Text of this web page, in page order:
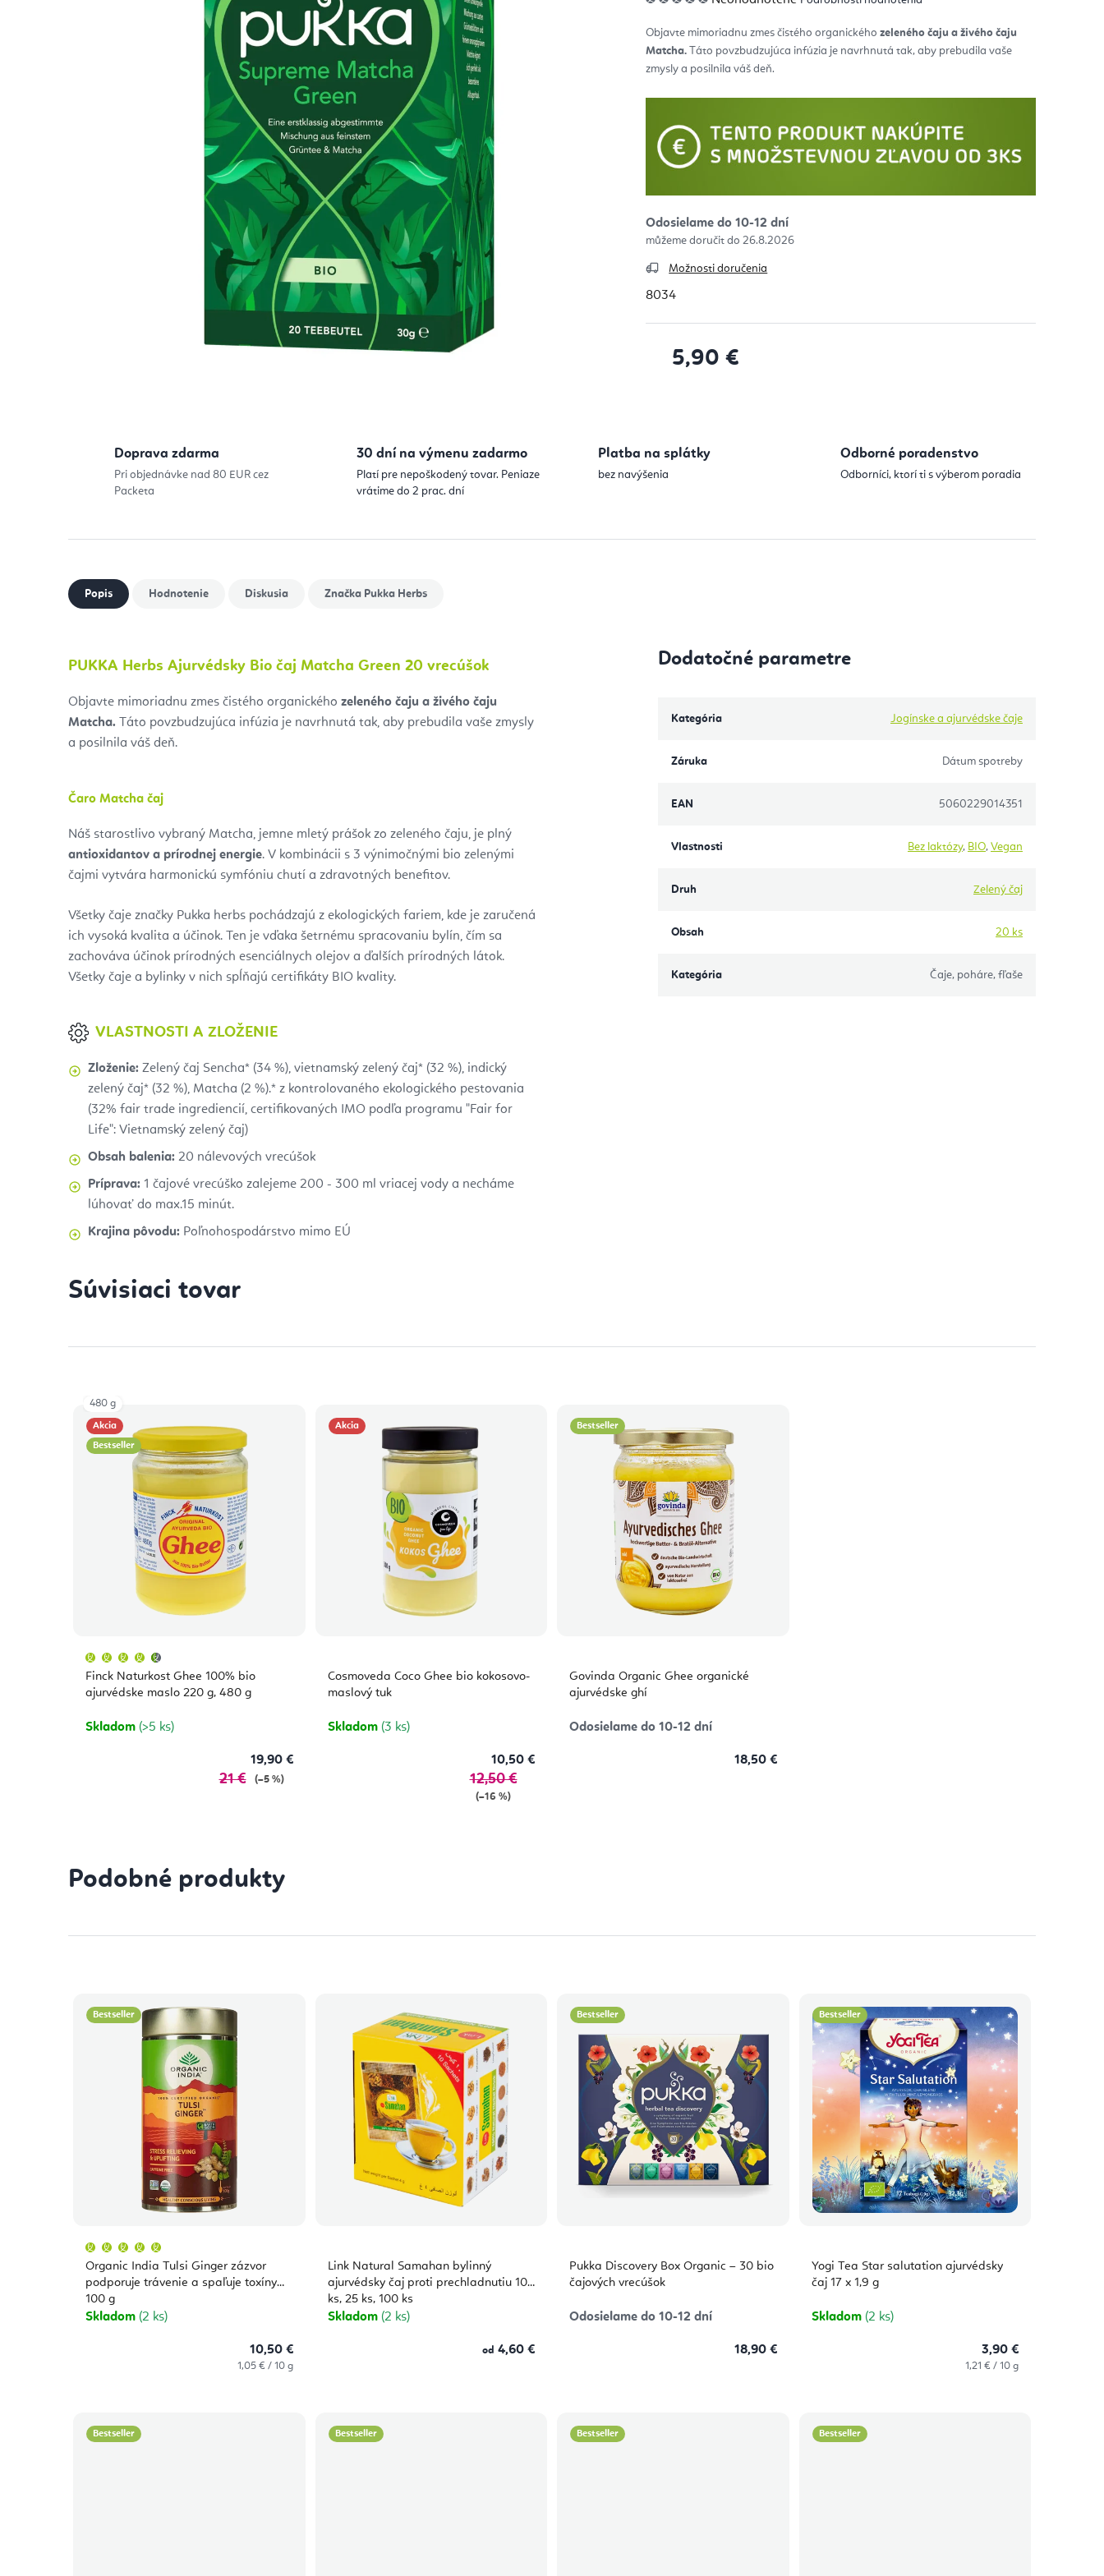
hodnotenie
0,0
5
hviezdičiek.
Objavte mimoriadnu zmes čistého organickéhozeleného čaju a živého čaju
Matcha. Táto povzbudzujúca infúzia je navrhnutá tak, aby prebudila vaše
zmysly a posilnila váš deň.
Odosielame do 10-12 dní
26.8.2026
Možnosti doručenia
8034
5,90 €
Doprava zdarma
Pri objednávke nad 80 EUR cez
Packeta
30 dní na výmenu zadarmo
Platí pre nepoškodený tovar. Peniaze
vrátime do 2 prac. dní
Platba na splátky
bez navýšenia
Odborné poradenstvo
Odborníci, ktorí ti s výberom poradia
Popis Hodnotenie Diskusia Značka Pukka Herbs
PUKKA Herbs Ajurvédsky Bio čaj Matcha Green 20 vrecúšok
Objavte mimoriadnu zmes čistého organického zeleného čaju a živého čaju
Matcha. Táto povzbudzujúca infúzia je navrhnutá tak, aby prebudila vaše zmysly
a posilnila váš deň.
Čaro Matcha čaj
Náš starostlivo vybraný Matcha, jemne mletý prášok zo zeleného čaju, je plný
antioxidantov a prírodnej energie. V kombinácii s 3 výnimočnými bio zelenými
čajmi vytvára harmonickú symfóniu chutí a zdravotných benefitov.
Všetky čaje značky Pukka herbs pochádzajú z ekologických fariem, kde je zaručená
ich vysoká kvalita a účinok. Ten je vďaka šetrnému spracovaniu bylín, čím sa
zachováva účinok prírodných esenciálnych olejov a ďalších prírodných látok.
Všetky čaje a bylinky v nich spĺňajú certifikáty BIO kvality.
VLASTNOSTI A ZLOŽENIE
Zloženie: Zelený čaj Sencha* (34 %), vietnamský zelený čaj* (32 %), indický
zelený čaj* (32 %), Matcha (2 %).* z kontrolovaného ekologického pestovania
(32% fair trade ingrediencií, certifikovaných IMO podľa programu "Fair for
Life": Vietnamský zelený čaj)
Obsah balenia: 20 nálevových vrecúšok
Príprava: 1 čajové vrecúško zalejeme 200 - 300 ml vriacej vody a necháme
lúhovať do max.15 minút.
Krajina pôvodu: Poľnohospodárstvo mimo EÚ
Dodatočné parametre
Kategória Jogínske a ajurvédske čaje
Záruka Dátum spotreby
EAN 5060229014351
Vlastnosti Bez laktózy, BIO, Vegan
Druh Zelený čaj
Obsah 20 ks
Kategória Čaje, poháre, fľaše
Súvisiaci tovar
Akcia
Bestseller
Finck Naturkost Ghee 100% bio
ajurvédske maslo 220 g, 480 g
produktu
je
4,7
hviezdičiek.
Skladom (>5 ks)
19,90 €
21 € (–5 %)
480 g
Akcia
Cosmoveda Coco Ghee bio kokosovo-
maslový tuk
Skladom (3 ks)
10,50 €
12,50 €
(–16 %)
Bestseller
Govinda Organic Ghee organické
ajurvédske ghí
Odosielame do 10-12 dní
18,50 €
Podobné produkty
Bestseller
Organic India Tulsi Ginger zázvor
podporuje trávenie a spaľuje toxíny
100 g
produktu
je
5,0
hviezdičiek.
Skladom (2 ks)
10,50 €
Jednotková
1,05 € / 10 g
Link Natural Samahan bylinný
ajurvédsky čaj proti prechladnutiu 10
ks, 25 ks, 100 ks
Skladom (2 ks)
od 4,60 €
Bestseller
Pukka Discovery Box Organic – 30 bio
čajových vrecúšok
Odosielame do 10-12 dní
18,90 €
Bestseller
Yogi Tea Star salutation ajurvédsky
čaj 17 x 1,9 g
Skladom (2 ks)
3,90 €
Jednotková
1,21 € / 10 g
Bestseller Bestseller Bestseller Bestseller